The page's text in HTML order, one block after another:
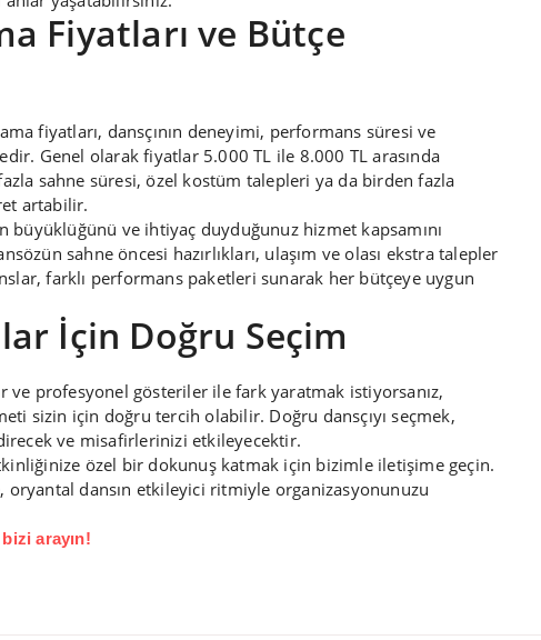
Fiyatları ve Bütçe
fiyatları, dansçının deneyimi, performans süresi ve
Genel olarak fiyatlar 5.000 TL ile 8.000 TL arasında
sahne süresi, özel kostüm talepleri ya da birden fazla
artabilir.
ve ihtiyaç duyduğunuz hizmet kapsamını
sahne öncesi hazırlıkları, ulaşım ve olası ekstra talepler
farklı performans paketleri sunarak her bütçeye uygun
İçin Doğru Seçim
profesyonel gösteriler ile fark yaratmak istiyorsanız,
sizin için doğru tercih olabilir. Doğru dansçıyı seçmek,
ve misafirlerinizi etkileyecektir.
özel bir dokunuş katmak için bizimle iletişime geçin.
oryantal dansın etkileyici ritmiyle organizasyonunuzu
arayın!